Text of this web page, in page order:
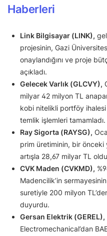
Haberleri
Link Bilgisayar (LINK),
projesinin, Gazi
onaylandığını ve proje
açıkladı.
Gelecek Varlık (GLCVY),
milyar 42 milyon TL
kobi nitelikli portföy
temlik işlemleri tamamladı.
Ray Sigorta (RAYSG),
prim üretiminin, bir önceki
artışla 28,67 milyar TL
CVK Maden (CVKMD),
Madencilik’in
suretiyle 200 milyon
duyurdu.
Gersan Elektrik (GEREL),
Electromechanical’dan